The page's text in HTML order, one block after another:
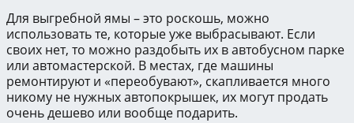
Для выгребной ямы – это роскошь, можно
использовать те, которые уже выбрасывают. Если
своих нет, то можно раздобыть их в автобусном парке
или автомастерской. В местах, где машины
ремонтируют и «переобувают», скапливается много
никому не нужных автопокрышек, их могут продать
очень дешево или вообще подарить.